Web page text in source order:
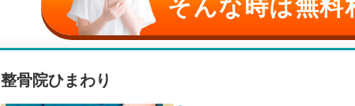
そんな時は無料
整骨院ひまわり